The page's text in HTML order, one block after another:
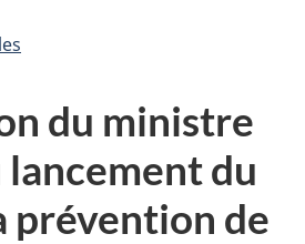
du ministre
lancement du
prévention de